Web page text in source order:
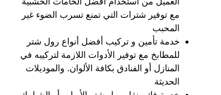
مع توفير شترات التي تمنع تسرب الضوء غير
المحبب
خدمة تأمين و تركيب أفضل أنواع رول شتر
للمطابخ مع توفير الأدوات اللازمة لتركيبه في
المنازل أو الفنادق بكافة الألوان. والموديلات
الحديثة